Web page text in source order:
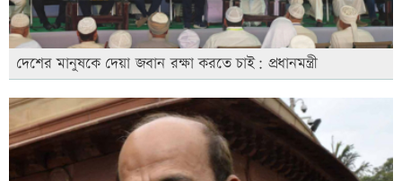
দেশের মানুষকে দেয়া জবান রক্ষা করতে চাই: প্রধানমন্ত্রী